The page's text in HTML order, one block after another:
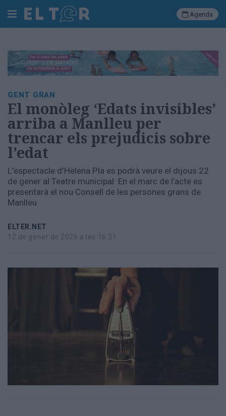
Cerca
Portada
Societat
Política
Municipal
Economia
i
empresa
Cultura
Esports
Ràdio
Manlleu
Totes
les
Agenda
GENT GRAN
El monòleg ‘Edats invisibles’
arriba a Manlleu per
trencar els prejudicis sobre
l’edat
L’espectacle d'Helena Pla es podrà veure el dijous 22
de gener al Teatre municipal. En el marc de l’acte es
presentarà el nou Consell de les persones grans de
Manlleu
ELTER.NET
12 de gener de 2026 a les 16:31